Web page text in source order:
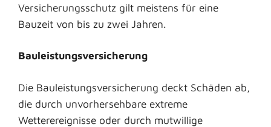
Versicherungsschutz gilt meistens für eine
Bauzeit von bis zu zwei Jahren.
Bauleistungsversicherung
Die Bauleistungsversicherung deckt Schäden ab,
die durch unvorhersehbare extreme
Wetterereignisse oder durch mutwillige